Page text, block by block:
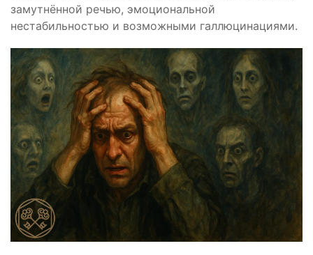
замутнённой речью, эмоциональной
нестабильностью и возможными галлюцинациями.